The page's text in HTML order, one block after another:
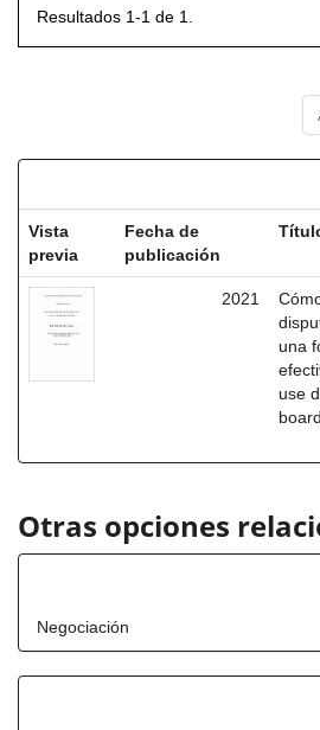
Resultados 1-1 de 1.
Vista
previa
Fecha de
publicación
2021
una
use
Otras opciones
Negociación